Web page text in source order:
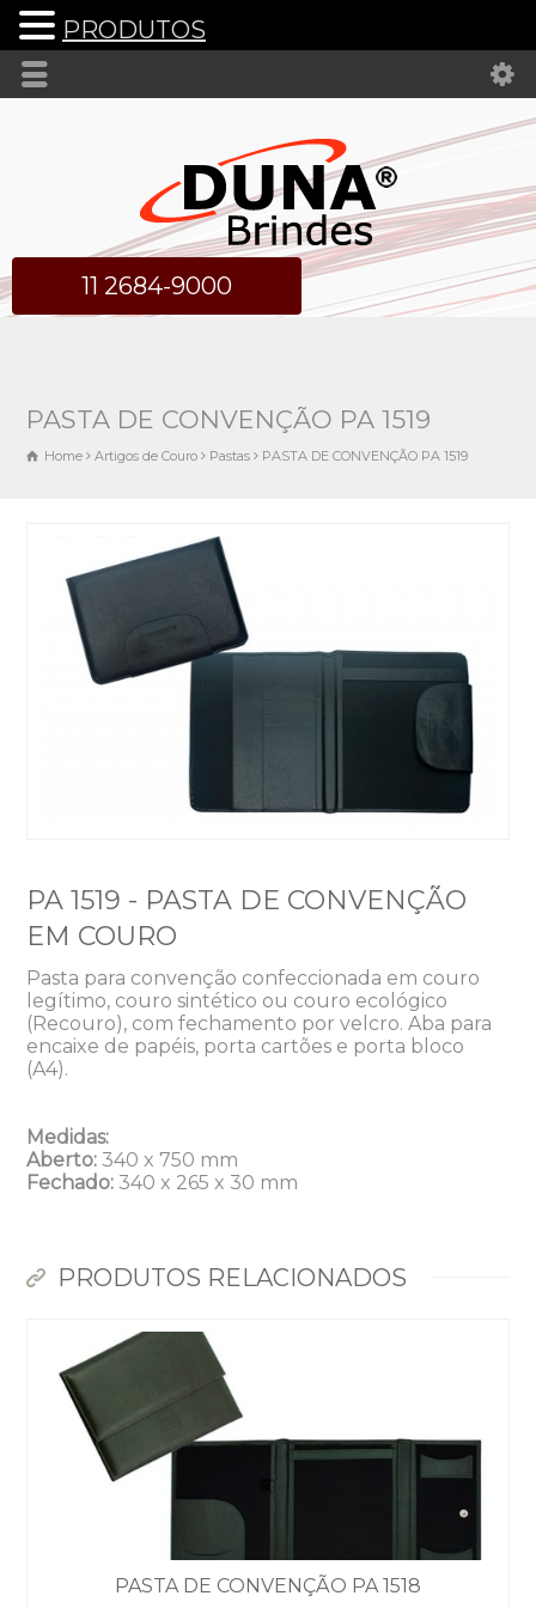
11 2684-9000
PASTA DE CONVENÇÃO PA 1519
Home Artigos de Couro Pastas PASTA DE CONVENÇÃO PA 1519
PA 1519 - PASTA DE CONVENÇÃO
EM COURO
Pasta para convenção confeccionada em couro
legítimo, couro sintético ou couro ecológico
(Recouro), com fechamento por velcro. Aba para
encaixe de papéis, porta cartões e porta bloco
(A4).
Medidas:
Aberto: 340 x 750 mm
Fechado: 340 x 265 x 30 mm
PRODUTOS RELACIONADOS
PASTA DE CONVENÇÃO PA 1518
Dunas Brindes
Normalmente responde em
PRODUTOS